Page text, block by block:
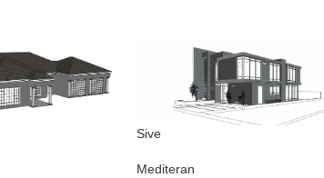
Sive
Mediteran